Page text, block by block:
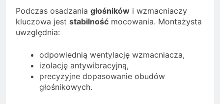
Podczas osadzania głośników i wzmacniaczy
kluczowa jest stabilność mocowania. Montażysta
uwzględnia:
odpowiednią wentylację wzmacniacza,
izolację antywibracyjną,
precyzyjne dopasowanie obudów
głośnikowych.